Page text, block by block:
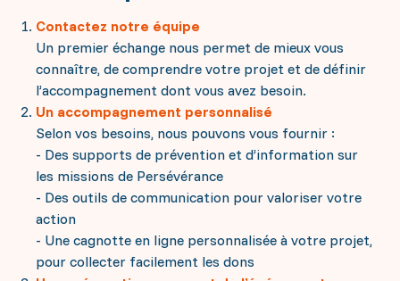
Contactez notre équipe
Un premier échange nous permet de mieux vous
connaître, de comprendre votre projet et de définir
l’accompagnement dont vous avez besoin.
Un accompagnement personnalisé
Selon vos besoins, nous pouvons vous fournir :
- Des supports de prévention et d’information sur
les missions de Persévérance
- Des outils de communication pour valoriser votre
action
- Une cagnotte en ligne personnalisée à votre projet,
pour collecter facilement les dons